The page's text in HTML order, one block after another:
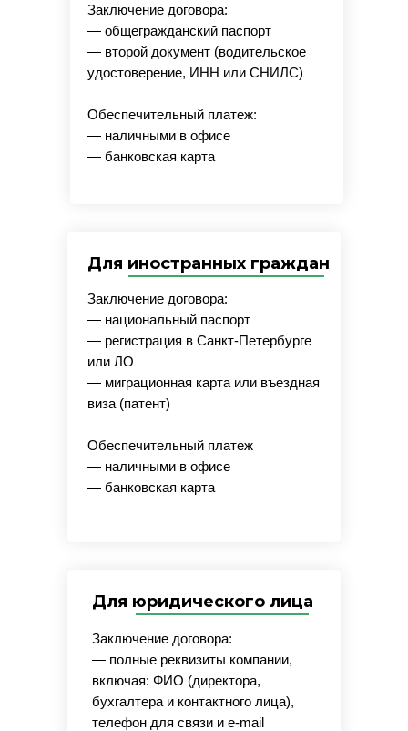
Для иностранных граждан
Для юридического лица
Заключение договора:
— общегражданский паспорт
— второй документ (водительское
удостоверение, ИНН или СНИЛС)
Обеспечительный платеж:
— наличными в офисе
— банковская карта
Заключение договора:
— национальный паспорт
— регистрация в Санкт-Петербурге
или ЛО
— миграционная карта или въездная
виза (патент)
Обеспечительный платеж
— наличными в офисе
— банковская карта
Заключение договора:
— полные реквизиты компании,
включая: ФИО (директора,
бухгалтера и контактного лица),
телефон для связи и e-mail